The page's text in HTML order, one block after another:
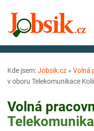
Kde jsem:Jobsik.cz » Volná
v oboru Telekomunikace
Volná